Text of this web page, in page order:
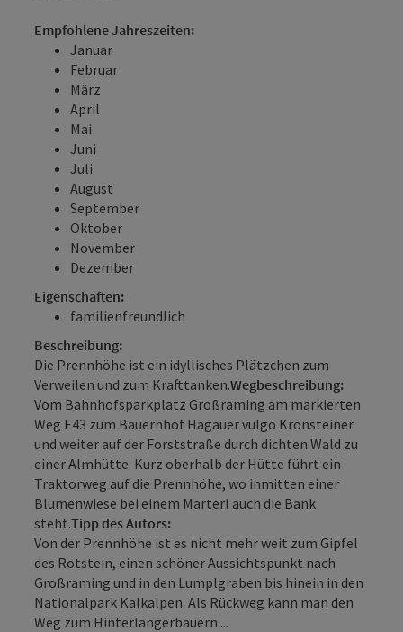
Empfohlene Jahreszeiten:
Januar
Februar
März
April
Mai
Juni
Juli
August
September
Oktober
November
Dezember
Eigenschaften:
familienfreundlich
Beschreibung:
Die Prennhöhe ist ein idyllisches Plätzchen zum
Verweilen und zum Krafttanken.Wegbeschreibung:
Vom Bahnhofsparkplatz Großraming am markierten
Weg E43 zum Bauernhof Hagauer vulgo Kronsteiner
und weiter auf der Forststraße durch dichten Wald zu
einer Almhütte. Kurz oberhalb der Hütte führt ein
Traktorweg auf die Prennhöhe, wo inmitten einer
Blumenwiese bei einem Marterl auch die Bank
steht.Tipp des Autors:
Von der Prennhöhe ist es nicht mehr weit zum Gipfel
des Rotstein, einen schöner Aussichtspunkt nach
Großraming und in den Lumplgraben bis hinein in den
Nationalpark Kalkalpen. Als Rückweg kann man den
Weg zum Hinterlangerbauern ...